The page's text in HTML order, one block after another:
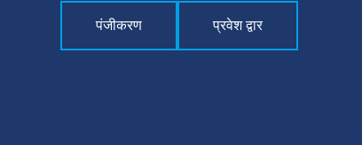
पंजीकरण
प्रवेश द्वार